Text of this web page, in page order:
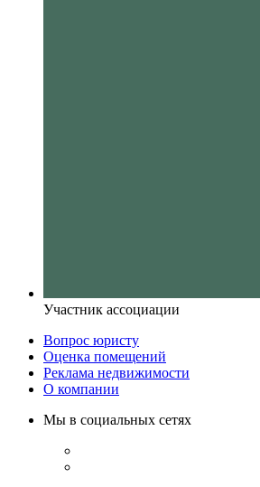
Участник ассоциации
Вопрос юристу
Оценка помещений
Реклама недвижимости
О компании
Мы в социальных сетях